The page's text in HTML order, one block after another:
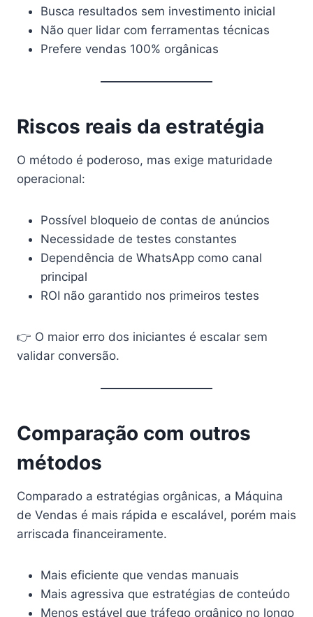
Busca resultados sem investimento inicial
Não quer lidar com ferramentas técnicas
Prefere vendas 100% orgânicas
Riscos reais da estratégia
O método é poderoso, mas exige maturidade
operacional:
Possível bloqueio de contas de anúncios
Necessidade de testes constantes
Dependência de WhatsApp como canal
principal
ROI não garantido nos primeiros testes
👉 O maior erro dos iniciantes é escalar sem
validar conversão.
Comparação com outros
métodos
Comparado a estratégias orgânicas, a Máquina
de Vendas é mais rápida e escalável, porém mais
arriscada financeiramente.
Mais eficiente que vendas manuais
Mais agressiva que estratégias de conteúdo
Menos estável que tráfego orgânico no longo